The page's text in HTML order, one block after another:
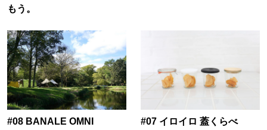
もう。
#08 BANALE OMNI
#07 イロイロ 蓋くらべ